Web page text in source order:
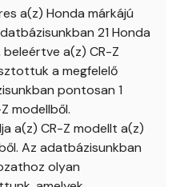
a(z) Honda márkájú
21 Honda
a(z) CR-Z
a megfelelő
pontosan 1
modellből.
a(z) CR-Z modellt a(z)
Az adatbázisunkban
olyan